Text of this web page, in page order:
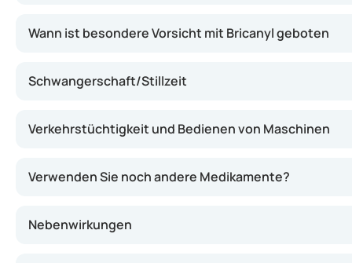
Wann ist besondere Vorsicht mit Bricanyl geboten
Schwangerschaft/Stillzeit
Verkehrstüchtigkeit und Bedienen von Maschinen
Verwenden Sie noch andere Medikamente?
Nebenwirkungen